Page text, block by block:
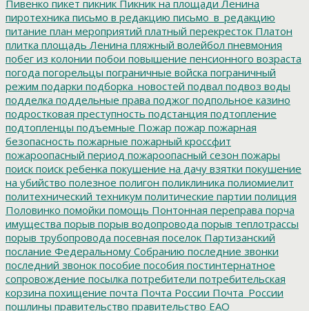
Пивенко пикет пикник Пикник на площади Ленина
пиротехника письмо в редакцию письмо_в_редакцию
питание план мероприятий платный перекресток Платон
плитка площадь Ленина пляжный волейбол пневмония
побег из колонии побои повышение пенсионного возраста
погода погорельцы пограничные войска пограничный
режим подарки подборка_новостей подвал подвоз воды
подделка поддельные права поджог подпольное казино
подростковая преступность подстанция подтопление
подтопленцы подъемные Пожар пожар пожарная
безопасность пожарные пожарный кроссфит
пожароопасный период пожароопасный сезон пожары
поиск поиск ребенка покушение на дачу взятки покушение
на убийство полезное полигон поликлиника полиомиелит
политехнический техникум политические партии полиция
Половинко помойки помощь Понтонная переправа порча
имущества порыв порыв водопровода порыв теплотрассы
порыв трубопровода посевная поселок Партизанский
послание Федеральному Собранию последние звонки
последний звонок пособие пособия постинтернатное
сопровождение посылка потребители потребительская
корзина похищение почта Почта России Почта_России
пошлины правительство правительство ЕАО